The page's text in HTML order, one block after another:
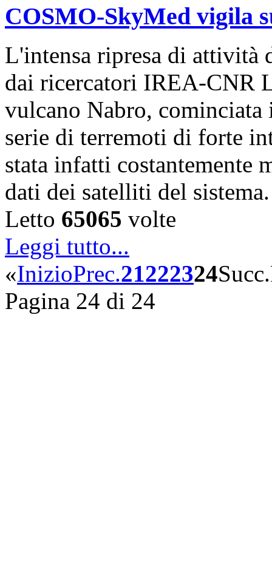
COSMO-SkyMed vigila
L'intensa ripresa di attività
dai ricercatori IREA-CNR
vulcano Nabro,
serie di terremoti di forte
stata infatti costantemente
dati dei satelliti del
Letto 65065 volte
Leggi tutto...
«InizioPrec.21222324Succ.
Pagina 24 di 24